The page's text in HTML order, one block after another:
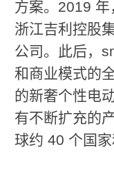
方案。2019
浙江吉利控股
公司。此后，
和商业模式的
的新奢个性电
有不断扩充的
球约 40 个国家